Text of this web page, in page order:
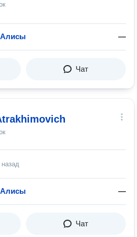
Алисы —
Чат
Алисы —
Чат